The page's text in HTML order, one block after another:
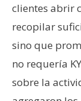
m
a
s
R
clientes abrir
recopilar
sino que
no requería
sobre la